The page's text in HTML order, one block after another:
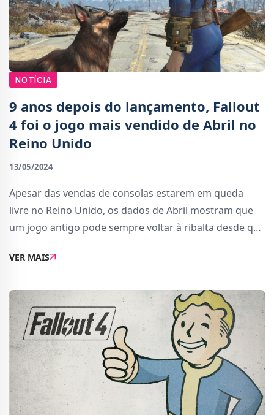
NOTÍCIA
9 anos depois do lançamento, Fallout
4 foi o jogo mais vendido de Abril no
Reino Unido
13/05/2024
Apesar das vendas de consolas estarem em queda
livre no Reino Unido, os dados de Abril mostram que
um jogo antigo pode sempre voltar à ribalta desde que
série na Prime Video e à actualização...
VER MAIS